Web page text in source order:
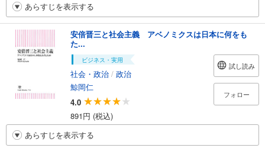
あらすじを表示する
安倍晋三と社会主義 アベノミクスは日本に何をも
た...
ビジネス・実用
社会・政治 / 政治
鯨岡仁
4.0
891円 (税込)
試し読み
フォロー
あらすじを表示する